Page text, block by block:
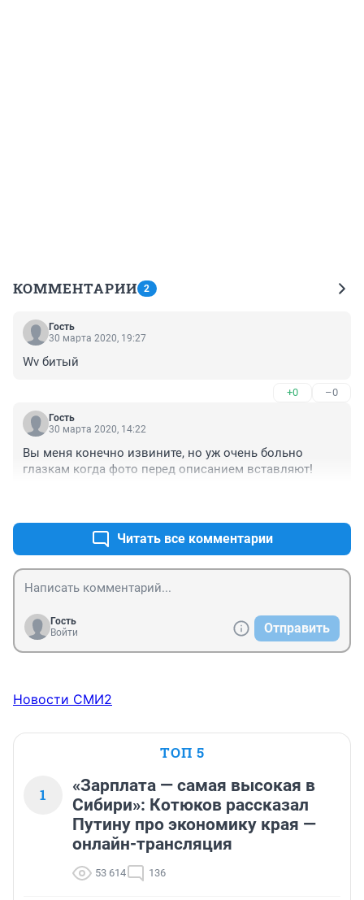
КОММЕНТАРИИ 2
Гость
30 марта 2020, 19:27
Wv битый
+0 –0
Гость
30 марта 2020, 14:22
Вы меня конечно извините, но уж очень больно
глазкам когда фото перед описанием вставляют!
Читать все комментарии
Гость
Войти
Отправить
Новости СМИ2
ТОП 5
1
«Зарплата — самая высокая в
Сибири»: Котюков рассказал
Путину про экономику края —
онлайн-трансляция
53 614 136